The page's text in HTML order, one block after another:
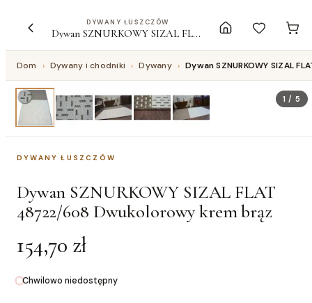
DYWANY ŁUSZCZÓW
Dywan SZNURKOWY SIZAL FLAT 48722/608 Dwukolorowy krem brąz
Dom › Dywany i chodniki › Dywany › Dywan SZNURKOWY SIZAL
1 /5
DYWANY ŁUSZCZÓW
Dywan SZNURKOWY SIZAL FLAT
48722/608 Dwukolorowy krem brąz
154,70 zł
Chwilowo niedostępny